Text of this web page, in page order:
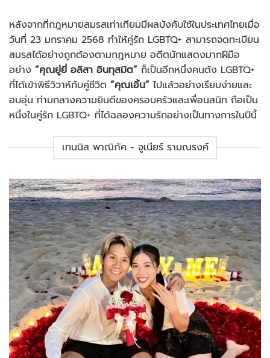
หลังจากที่กฎหมายสมรสเท่าเทียมมีผลบังคับใช้ในประเทศไทยเมื่อ
วันที่ 23 มกราคม 2568 ทำให้คู่รัก LGBTQ+ สามารถจดทะเบียน
สมรสได้อย่างถูกต้องตามกฎหมาย อดีตนักแสดงมากฝีมือ
อย่าง “คุณยู่ยี่ อลิสา อินทุสมิต” ก็เป็นอีกหนึ่งคนดัง LGBTQ+
ที่ได้เข้าพิธีวิวาห์กับคู่ชีวิต “คุณเอิ้น” ไปแล้วอย่างเรียบง่ายและ
อบอุ่น ท่ามกลางความยินดีของครอบครัวและเพื่อนสนิท ถือเป็น
หนึ่งในคู่รัก LGBTQ+ ที่ได้ฉลองความรักอย่างเป็นทางการในปีนี้
เทนนิส พาณิภัค - จูเนียร์ รามณรงค์